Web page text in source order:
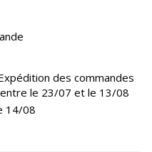
des commandes
le 23/07 et le 13/08
14/08